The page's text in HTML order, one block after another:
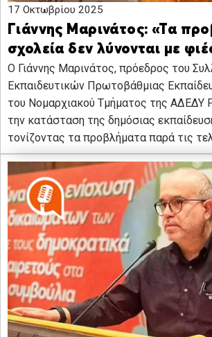
17 Οκτωβρίου 2025
Γιάννης Μαρινάτος: «Τα
σχολεία δεν λύνονται με
Ο Γιάννης Μαρινάτος, πρόεδρος του
Εκπαιδευτικών Πρωτοβάθμιας
του Νομαρχιακού Τμήματος της ΑΔΕΔΥ
την κατάσταση της δημόσιας
τονίζοντας τα προβλήματα παρά τις